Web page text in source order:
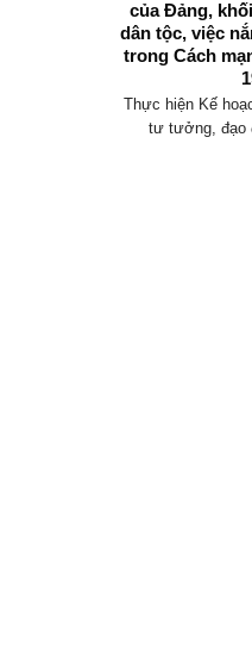
của Đảng,
dân tộc, việc
trong Cách
Thực hiện Kế
tư tưởng, đạo